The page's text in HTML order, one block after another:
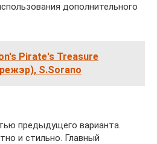
дополнительного
Pirate's Treasure
S.Sorano
предыдущего варианта.
и стильно. Главный